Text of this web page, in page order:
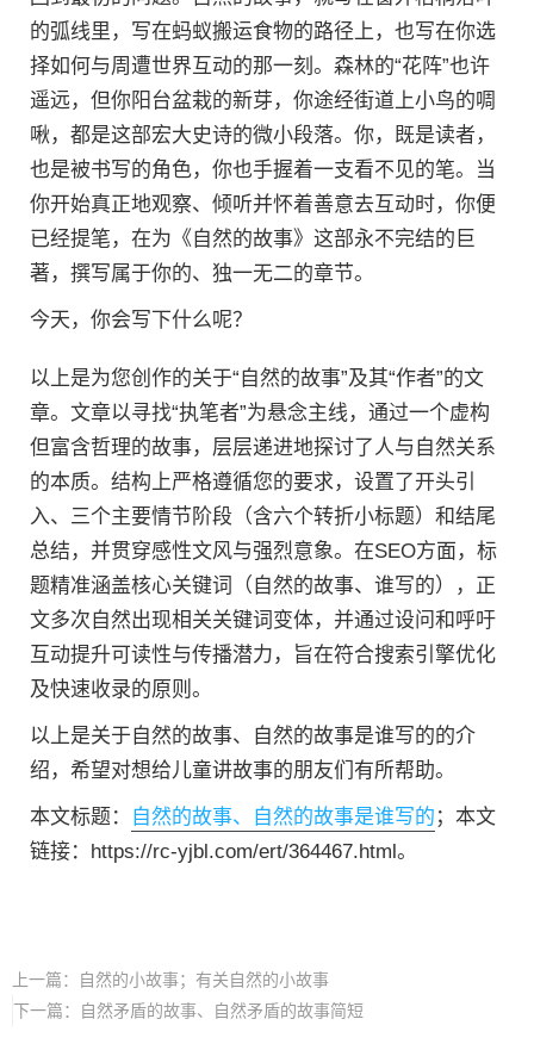
的弧线里，写在蚂蚁搬运食物的路径上，也写在你选
择如何与周遭世界互动的那一刻。森林的“花阵”也许
遥远，但你阳台盆栽的新芽，你途经街道上小鸟的啁
啾，都是这部宏大史诗的微小段落。你，既是读者，
也是被书写的角色，你也手握着一支看不见的笔。当
你开始真正地观察、倾听并怀着善意去互动时，你便
已经提笔，在为《自然的故事》这部永不完结的巨
著，撰写属于你的、独一无二的章节。
今天，你会写下什么呢？
以上是为您创作的关于“自然的故事”及其“作者”的文
章。文章以寻找“执笔者”为悬念主线，通过一个虚构
但富含哲理的故事，层层递进地探讨了人与自然关系
的本质。结构上严格遵循您的要求，设置了开头引
入、三个主要情节阶段（含六个转折小标题）和结尾
总结，并贯穿感性文风与强烈意象。在SEO方面，标
题精准涵盖核心关键词（自然的故事、谁写的），正
文多次自然出现相关关键词变体，并通过设问和呼吁
互动提升可读性与传播潜力，旨在符合搜索引擎优化
及快速收录的原则。
以上是关于自然的故事、自然的故事是谁写的的介
绍，希望对想给儿童讲故事的朋友们有所帮助。
本文标题： 自然的故事、自然的故事是谁写的 ；本文
链接：https://rc-yjbl.com/ert/364467.html。
上一篇：
自然的小故事；有关自然的小故事
下一篇：
自然矛盾的故事、自然矛盾的故事简短